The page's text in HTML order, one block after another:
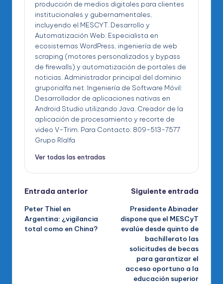
producción de medios digitales para clientes
institucionales y gubernamentales,
incluyendo el MESCYT. Desarrollo y
Automatización Web: Especialista en
ecosistemas WordPress, ingeniería de web
scraping (motores personalizados y bypass
de firewalls) y automatización de portales de
noticias. Administrador principal del dominio
gruporialfa.net. Ingeniería de Software Móvil:
Desarrollador de aplicaciones nativas en
Android Studio utilizando Java. Creador de la
aplicación de procesamiento y recorte de
video V-Trim. Para Contacto: 809-513-7577
Grupo RIalfa
Ver todas las entradas
Navegación
de
entradas
Entrada anterior
Peter Thiel en
Argentina: ¿vigilancia
total como en China?
Siguiente entrada
Presidente Abinader
dispone que el MESCyT
evalúe desde quinto de
bachillerato las
solicitudes de becas
para garantizar el
acceso oportuno a la
educación superior